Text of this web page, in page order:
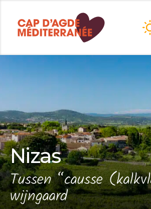
contenu
Nizas
Tussen “causse
wijngaard